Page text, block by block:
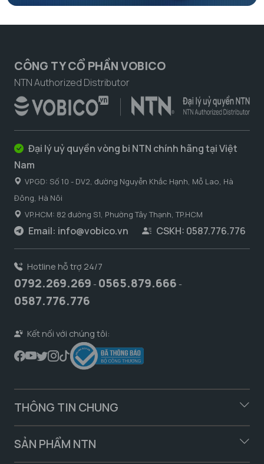
CÔNG TY CỔ PHẦN VOBICO
NTN Authorized Distributor
Đại lý uỷ quyền vòng bi NTN chính hãng tại Việt
Nam
VPGD: Số 10 - DV2, đường Nguyễn Khắc Hạnh, Mỗ Lao, Hà
Đông, Hà Nôi
VP.HCM: 82 đường S1, Phường Tây Thạnh, TP.HCM
Email: info@vobico.vn CSKH: 0587.776.776
Hotline hỗ trợ 24/7
0792.269.269 - 0565.879.666 -
0587.776.776
Kết nối với chúng tôi:
THÔNG TIN CHUNG
SẢN PHẨM NTN